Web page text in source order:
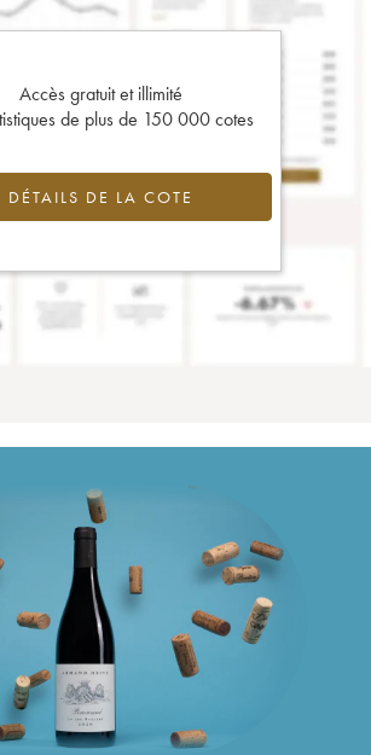
Accès gratuit et illimité
de plus de 150 000 cotes
DÉTAILS DE LA COTE